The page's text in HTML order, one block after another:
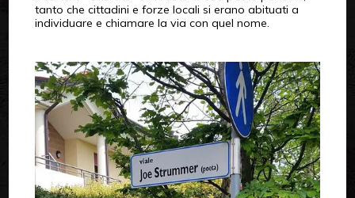
tanto che cittadini e forze locali si erano abituati a
individuare e chiamare la via con quel nome.